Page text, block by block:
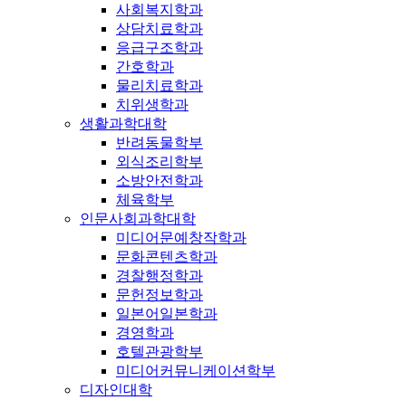
사회복지학과
상담치료학과
응급구조학과
간호학과
물리치료학과
치위생학과
생활과학대학
반려동물학부
외식조리학부
소방안전학과
체육학부
인문사회과학대학
미디어문예창작학과
문화콘텐츠학과
경찰행정학과
문헌정보학과
일본어일본학과
경영학과
호텔관광학부
미디어커뮤니케이션학부
디자인대학